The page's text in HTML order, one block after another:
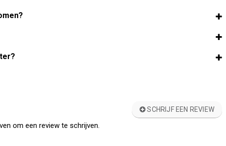
SCHRIJF EEN REVIEW
om een review te schrijven.